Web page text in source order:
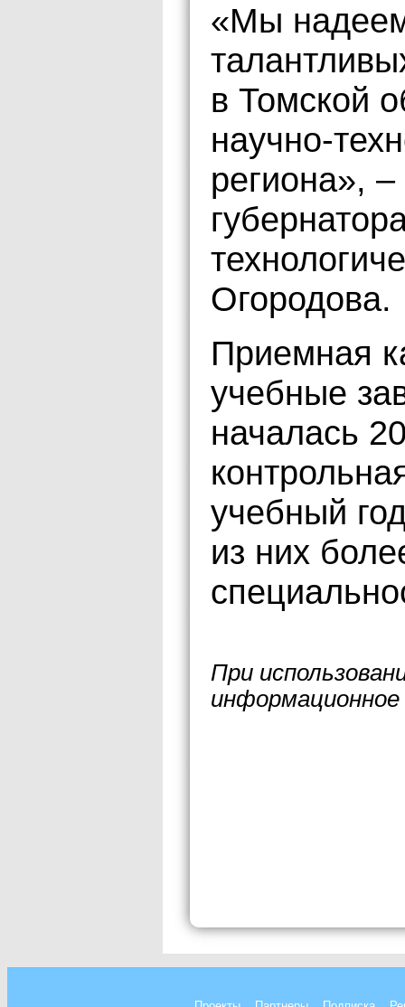
«Мы
в Томской
научно-
региона»,
Огородова.
Приемная
учебные
началась
учебный
из них
При